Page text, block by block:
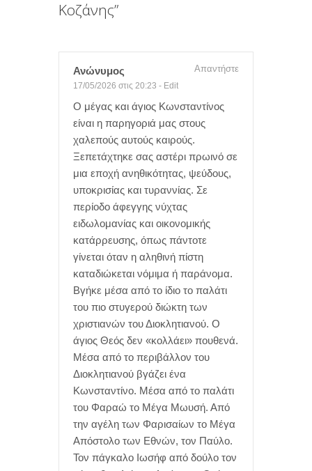
Κοζάνης”
Ανώνυμος
17/05/2026 στις 20:23 - Edit
Απαντήστε
Ο μέγας και άγιος Κωνσταντίνος
είναι η παρηγοριά μας στους
χαλεπούς αυτούς καιρούς.
Ξεπετάχτηκε σας αστέρι πρωινό σε
μια εποχή ανηθικότητας, ψεύδους,
υποκρισίας και τυραννίας. Σε
περίοδο άφεγγης νύχτας
ειδωλομανίας και οικονομικής
κατάρρευσης, όπως πάντοτε
γίνεται όταν η αληθινή πίστη
καταδιώκεται νόμιμα ή παράνομα.
Βγήκε μέσα από το ίδιο το παλάτι
του πιο στυγερού διώκτη των
χριστιανών του Διοκλητιανού. Ο
άγιος Θεός δεν «κολλάει» πουθενά.
Μέσα από το περιβάλλον του
Διοκλητιανού βγάζει ένα
Κωνσταντίνο. Μέσα από το παλάτι
του Φαραώ το Μέγα Μωυσή. Από
την αγέλη των Φαρισαίων το Μέγα
Απόστολο των Εθνών, τον Παύλο.
Τον πάγκαλο Ιωσήφ από δούλο τον